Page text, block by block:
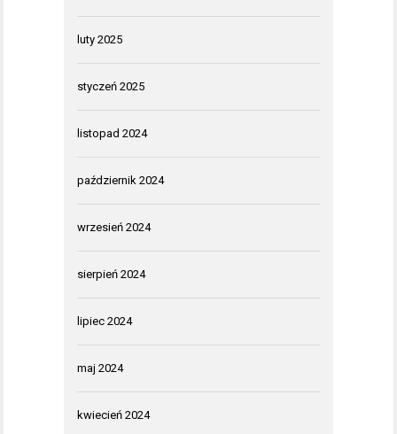
luty 2025
styczeń 2025
listopad 2024
październik 2024
wrzesień 2024
sierpień 2024
lipiec 2024
maj 2024
kwiecień 2024